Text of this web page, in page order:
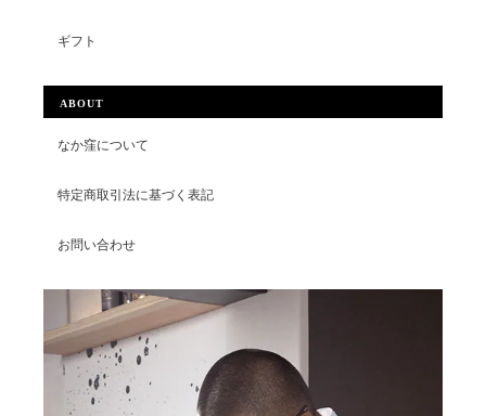
ギフト
ABOUT
なか窪について
特定商取引法に基づく表記
お問い合わせ